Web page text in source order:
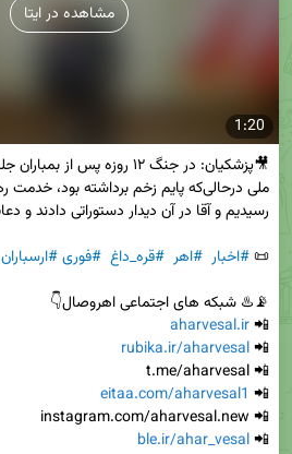
1:20
مشاهده در ایتا
📜 #اخبار #اهر #قره_داغ #فوری#ارسباران
📲
aharvesal.ir
📲
rubika.ir/aharvesal
📲
eitaa.com/aharvesal1
📲
ble.ir/ahar_vesal